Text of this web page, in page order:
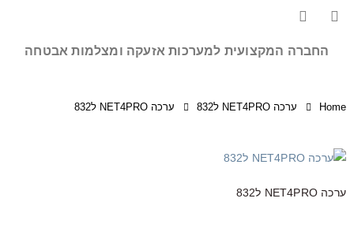
החברה המקצועית למערכות אזעקה ומצלמות אבטחה
Home ערכה NET4PRO ל832 ערכה NET4PRO ל832
ערכה NET4PRO ל832